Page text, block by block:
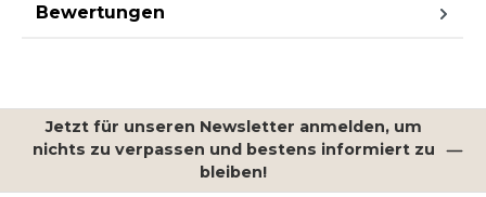
Bewertungen
Jetzt für unseren Newsletter anmelden, um
nichts zu verpassen und bestens informiert zu
bleiben!